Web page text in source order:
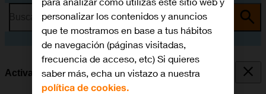
Busca por problema o tema
Activar o desactivar las notificaciones
personalizar los contenidos y anuncios
que te mostramos en base a tus hábitos
de navegación (páginas visitadas,
frecuencia de acceso, etc) Si quieres
saber más, echa un vistazo a nuestra
política de cookies.